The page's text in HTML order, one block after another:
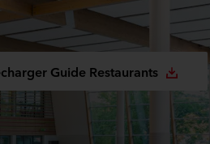
Guide Restaurants